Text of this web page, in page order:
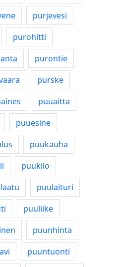
purjevesi
purohitti
purontie
purske
puuaitta
puuesine
puukauha
puukilo
puulaituri
puuliike
puunhinta
puuntuonti